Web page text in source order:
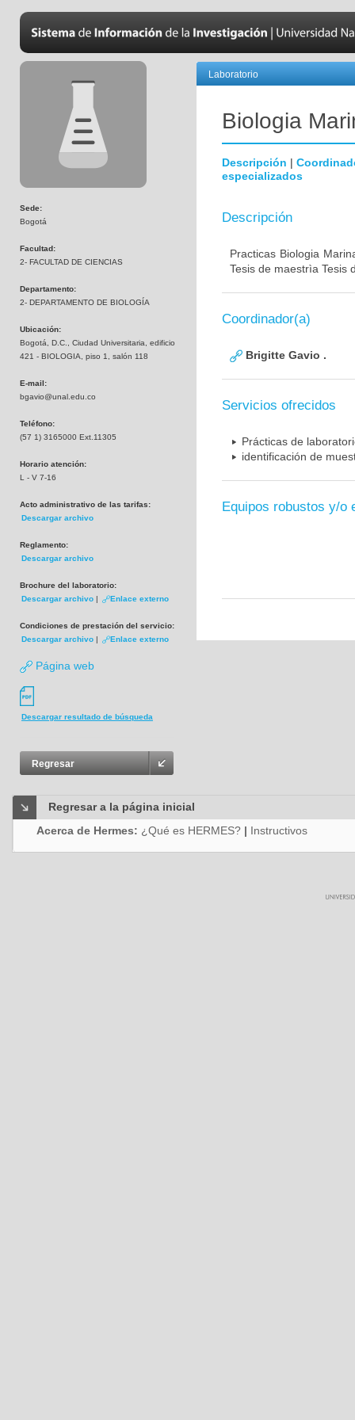
Sede:
Bogotá
Facultad:
2- FACULTAD DE CIENCIAS
Departamento:
2- DEPARTAMENTO DE BIOLOGÍA
Ubicación:
Bogotá, D.C., Ciudad Universitaria, edificio
421 - BIOLOGIA, piso 1, salón 118
E-mail:
bgavio@unal.edu.co
Teléfono:
(57 1) 3165000 Ext.11305
Horario atención:
L - V 7-16
Acto administrativo de las tarifas:
Descargar archivo
Reglamento:
Descargar archivo
Brochure del laboratorio:
Descargar archivo | Enlace externo
Condiciones de prestación del servicio:
Descargar archivo | Enlace externo
Página web
Descargar resultado de búsqueda
Regresar
Laboratorio
Biologia
Descripción |
especializados
Descripción
Practicas Biologia
Tesis de maestrìa Tesis
Coordinador(a)
Brigitte Gavio .
Servicios ofrecidos
Prácticas de
identificación de
Equipos robustos y/o
Regresar a la página inicial
Acerca de Hermes: ¿Qué es HERMES? | Instructivos